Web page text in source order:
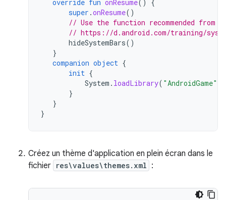
override fun onResume()
{
super .onResume()
// Use the function recommended from
// https://d.android.com/training/
hideSystemBars()
}
companion object {
init {
System . loadLibrary( "AndroidGame"
}
}
}
Créez un thème d'application en plein écran dans le
fichier res\values\themes.xml :